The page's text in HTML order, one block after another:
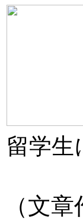
留学生
（文